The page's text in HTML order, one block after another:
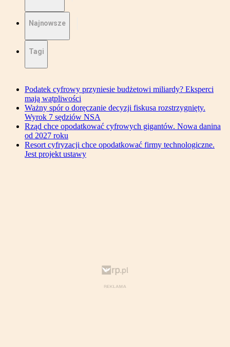
Najnowsze
Tagi
Podatek cyfrowy przyniesie budżetowi miliardy? Eksperci
mają wątpliwości
Ważny spór o doręczanie decyzji fiskusa rozstrzygnięty.
Wyrok 7 sędziów NSA
Rząd chce opodatkować cyfrowych gigantów. Nowa danina
od 2027 roku
Resort cyfryzacji chce opodatkować firmy technologiczne.
Jest projekt ustawy